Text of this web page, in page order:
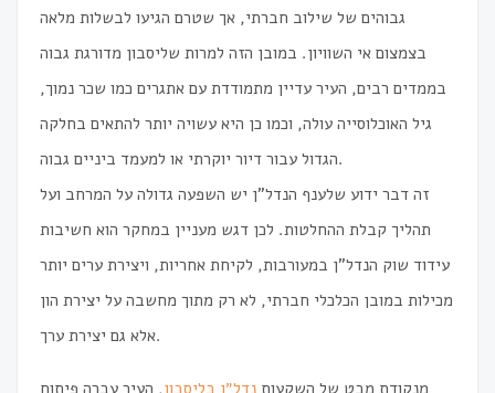
גבוהים של שילוב חברתי, אך שטרם הגיעו לבשלות מלאה
בצמצום אי השוויון. במובן הזה למרות שליסבון מדורגת גבוה
בממדים רבים, העיר עדיין מתמודדת עם אתגרים כמו שכר נמוך,
גיל האוכלוסייה עולה, וכמו כן היא עשויה יותר להתאים בחלקה
הגדול עבור דיור יוקרתי או למעמד ביניים גבוה.
זה דבר ידוע שלענף הנדל”ן יש השפעה גדולה על המרחב ועל
תהליך קבלת ההחלטות. לכן דגש מעניין במחקר הוא חשיבות
עידוד שוק הנדל”ן במעורבות, לקיחת אחריות, ויצירת ערים יותר
מכילות במובן הכלכלי חברתי, לא רק מתוך מחשבה על יצירת הון
אלא גם יצירת ערך.